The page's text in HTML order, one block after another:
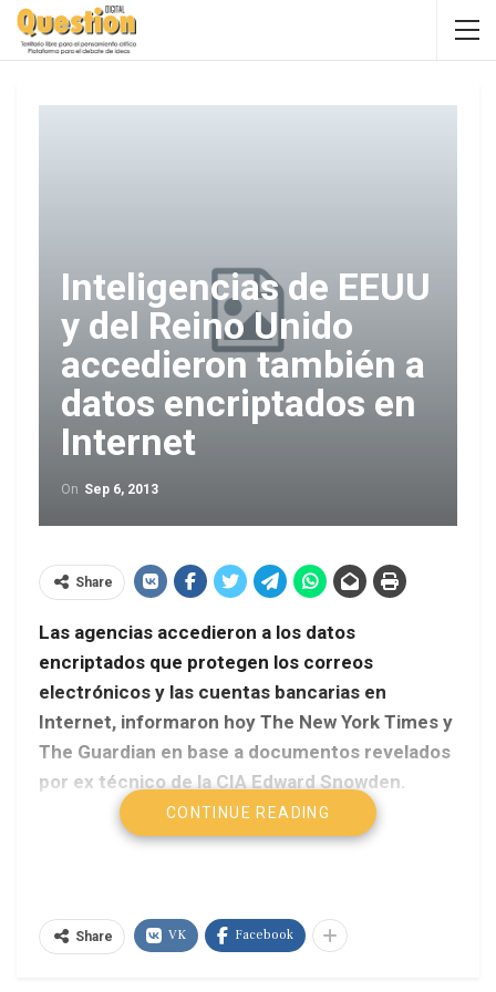
Inteligencias de EEUU
y del Reino Unido
accedieron también a
datos encriptados en
Internet
On Sep 6, 2013
Share
Las agencias accedieron a los datos
encriptados que protegen los correos
electrónicos y las cuentas bancarias en
Internet, informaron hoy The New York Times y
The Guardian en base a documentos revelados
por ex técnico de la CIA Edward Snowden.
la Agencia de Seguridad Nacional (NSA)
CONTINUE READING
Share VK Facebook